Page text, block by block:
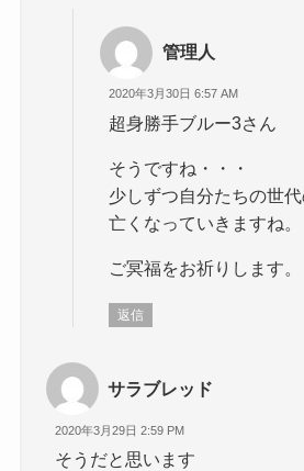
管理人
2020年3月30日 6:57 AM
超身勝手ブルー3さん
そうですね・・・
少しずつ自分たちの世代
亡くなっていきますね。
ご冥福をお祈りします。
返信
サラブレッド
2020年3月29日 2:59 PM
そうだと思います